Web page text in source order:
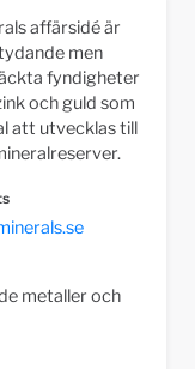
affärsidé är
men
fyndigheter
och guld som
att utvecklas till
metaller och